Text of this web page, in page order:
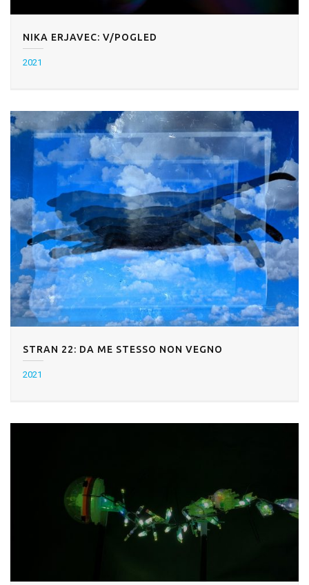
NIKA ERJAVEC: V/POGLED
2021
STRAN 22: DA ME STESSO NON VEGNO
2021